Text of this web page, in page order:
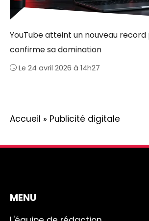
YouTube atteint un nouveau
confirme sa domination
Le 24 avril 2026 à 14h27
Accueil » Publicité digitale
MENU